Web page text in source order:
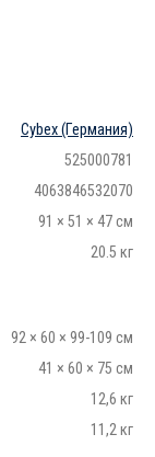
Cybex(Германия)
525000781
4063846532070
91 × 51 × 47 см
20.5 кг
92 × 60 × 99-109 см
41 × 60 × 75 см
12,6 кг
11,2 кг